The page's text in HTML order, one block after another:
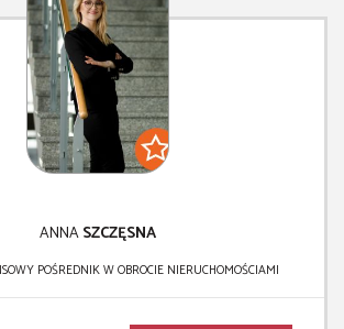
ANNASZCZĘSNA
POŚREDNIK W OBROCIE NIERUCHOMOŚCIAMI